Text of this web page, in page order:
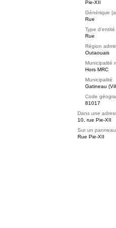
Pie-XII
Générique
Rue
Type d'entité
Rue
Région
Outaouais
Municipalité
Hors MRC
Municipalité
Gatineau
Code
81017
Dans une
10, rue Pie-XII
Sur un
Rue Pie-XII